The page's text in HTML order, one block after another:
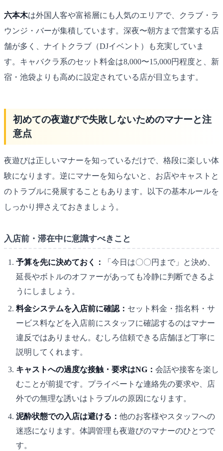
六本木は外国人客や富裕層にも人気のエリアで、クラブ・ラ
ウンジ・バーが集積しています。深夜〜朝方まで営業する店
舗が多く、ナイトクラブ（DJイベント）も充実していま
す。キャバクラ系のセット料金は8,000〜15,000円程度と、新
宿・池袋よりも高めに設定されている店が目立ちます。
初めての夜遊びで失敗しないためのマナーと注
意点
夜遊びは正しいマナーを知っているだけで、格段に楽しい体
験になります。逆にマナーを知らないと、お店やキャストと
のトラブルに発展することもあります。以下の基本ルールを
しっかり押さえておきましょう。
入店前・滞在中に意識すべきこと
予算を先に決めておく：
「今日は〇〇円まで」と決め、
延長やボトルのオファーがあっても冷静に判断できるよ
うにしましょう。
料金システムを入店前に確認： セット料金・指名料・サ
ービス料などを入店前にスタッフに確認するのはマナー
違反ではありません。むしろ信頼できる店舗ほど丁寧に
説明してくれます。
キャストへの過度な接触・要求はNG： 会話や接客を楽し
むことが前提です。プライベートな連絡先の要求や、店
外での無理な誘いはトラブルの原因になります。
泥酔状態での入店は避ける： 他のお客様やスタッフへの
迷惑になります。体調管理も夜遊びのマナーのひとつで
す。